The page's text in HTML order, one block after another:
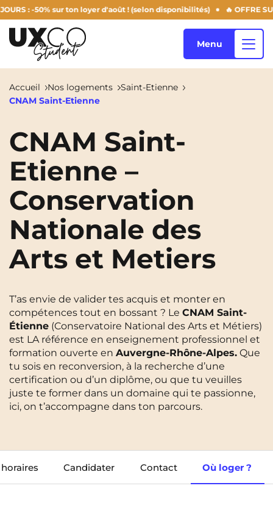
: -50% sur ton loyer d'août ! (selon disponibilités) 🔥 OFFRE
Annemasse
Aulnoy-Lez-Valenciennes Béziers
Bezons Blois
Bordeaux Boulogne-Billancourt
Brest Caen
Chambéry NEW! Dijon
Gradignan Grenoble
Le Havre
Lille Limoges
Lomme Lyon
Noisy-Le-Grand Orly
Qui sommes-nous ?
Blog
FR
FR
EN
Instagram
TikTokFacebookYouTubeLinkedIn
Menu
Accueil Nos logements
Saint-Etienne
CNAM Saint-Etienne
CNAM Saint-
Etienne –
Conservation
Nationale des
Arts et Metiers
T’as envie de valider tes acquis et monter en
compétences tout en bossant ? Le CNAM Saint-
Étienne (Conservatoire National des Arts et Métiers)
est LA référence en enseignement professionnel et
formation ouverte en Auvergne-Rhône-Alpes. Que
tu sois en reconversion, à la recherche d’une
certification ou d’un diplôme, ou que tu veuilles
juste te former dans un domaine qui te passionne,
ici, on t’accompagne dans ton parcours.
Candidater Contact Où loger ?